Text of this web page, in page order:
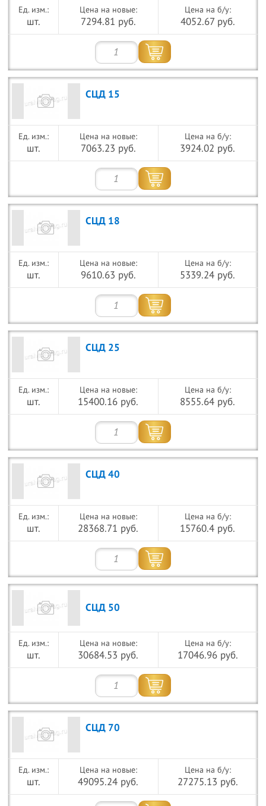
шт.
Цена на новые:
7294.81 руб.
Цена на б/у:
4052.67 руб.
СЦД 15
шт.
Цена на новые:
7063.23 руб.
Цена на б/у:
3924.02 руб.
СЦД 18
шт.
Цена на новые:
9610.63 руб.
Цена на б/у:
5339.24 руб.
СЦД 25
шт.
Цена на новые:
15400.16 руб.
Цена на б/у:
8555.64 руб.
СЦД 40
шт.
Цена на новые:
28368.71 руб.
Цена на б/у:
15760.4 руб.
СЦД 50
шт.
Цена на новые:
30684.53 руб.
Цена на б/у:
17046.96 руб.
СЦД 70
шт.
Цена на новые:
49095.24 руб.
Цена на б/у:
27275.13 руб.